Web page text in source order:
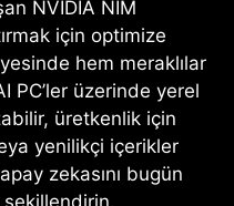
NVIDIA NIM
için optimize
hem meraklılar
PC’ler üzerinde yerel
üretkenlik için
yenilikçi içerikler
zekasını bugün
şekillendirin.